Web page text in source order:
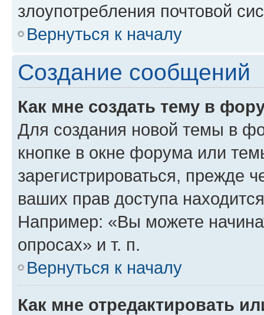
злоупотребления почтовой
Вернуться к началу
Создание сообщений
Как мне создать тему в
Для создания новой темы в
кнопке в окне форума или
зарегистрироваться, прежде
ваших прав доступа
Например: «Вы можете
опросах» и т. п.
Вернуться к началу
Как мне отредактировать